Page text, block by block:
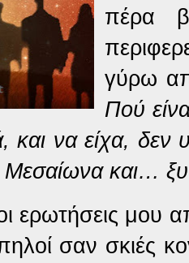
πέρα
γύρω
Πού
και να είχα,
και…
ερωτήσεις μου
σαν σκιές